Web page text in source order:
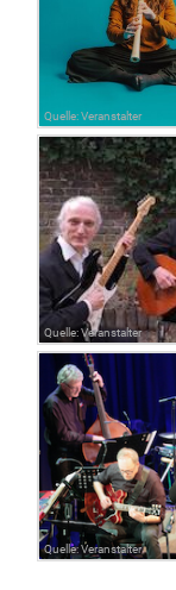
Quelle: Veranstalter
Quelle: Veranstalter
Quelle: Veranstalter